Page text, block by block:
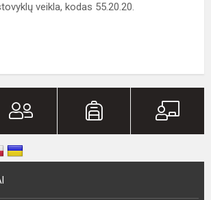
veikla, kodas 55.20.20.